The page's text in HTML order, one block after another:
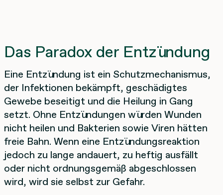
Das Paradox der Entzündung
Eine Entzündung ist ein Schutzmechanismus,
der Infektionen bekämpft, geschädigtes
Gewebe beseitigt und die Heilung in Gang
setzt. Ohne Entzündungen würden Wunden
nicht heilen und Bakterien sowie Viren hätten
freie Bahn. Wenn eine Entzündungsreaktion
jedoch zu lange andauert, zu heftig ausfällt
oder nicht ordnungsgemäß abgeschlossen
wird, wird sie selbst zur Gefahr.